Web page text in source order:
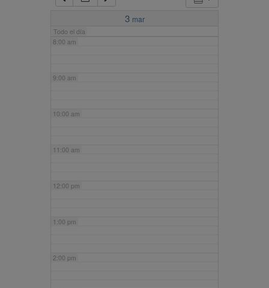
3 mar
Todo el día
7:00 am
8:00 am
9:00 am
10:00 am
11:00 am
12:00 pm
1:00 pm
2:00 pm